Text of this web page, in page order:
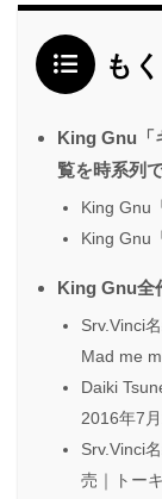
も
King Gnu「
覧を時系列
King Gnu
King Gnu
King Gnu全
Srv.Vinci
Mad me
Daiki
2016年7
Srv.Vinci
売｜トー